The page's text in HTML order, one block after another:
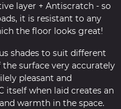
layer + Antiscratch - so
it is resistant to any
the floor looks great!
shades to suit different
surface very accurately
pleasant and
itself when laid creates an
warmth in the space.